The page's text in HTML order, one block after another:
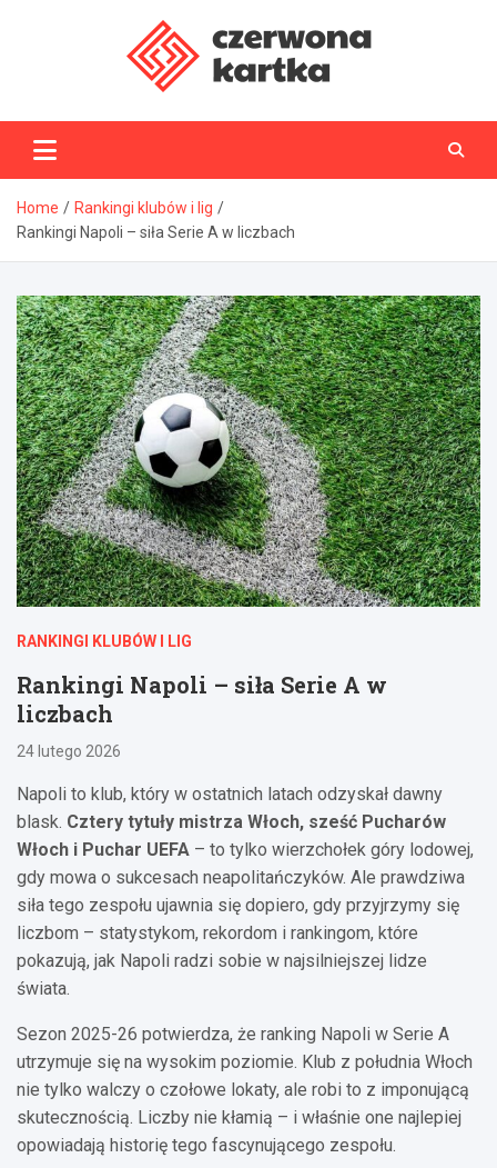
CzerwonaKartka.pl
Home
Rankingi klubów i lig
Rankingi Napoli – siła Serie A w liczbach
RANKINGI KLUBÓW I LIG
Rankingi Napoli – siła Serie A w
liczbach
24 lutego 2026
Napoli to klub, który w ostatnich latach odzyskał dawny
blask. Cztery tytuły mistrza Włoch, sześć Pucharów
Włoch i Puchar UEFA – to tylko wierzchołek góry lodowej,
gdy mowa o sukcesach neapolitańczyków. Ale prawdziwa
siła tego zespołu ujawnia się dopiero, gdy przyjrzymy się
liczbom – statystykom, rekordom i rankingom, które
pokazują, jak Napoli radzi sobie w najsilniejszej lidze
świata.
Sezon 2025-26 potwierdza, że ranking Napoli w Serie A
utrzymuje się na wysokim poziomie. Klub z południa Włoch
nie tylko walczy o czołowe lokaty, ale robi to z imponującą
skutecznością. Liczby nie kłamią – i właśnie one najlepiej
opowiadają historię tego fascynującego zespołu.